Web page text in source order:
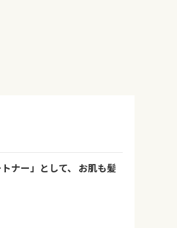
ナー」として、 お肌も髪